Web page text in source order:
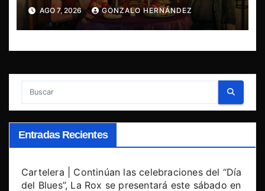
primer single “Marilina”
AGO 7, 2026 GONZALO HERNÁNDEZ
Entradas Recientes
Cartelera | Continúan las celebraciones del “Día
del Blues”, La Rox se presentará este sábado en